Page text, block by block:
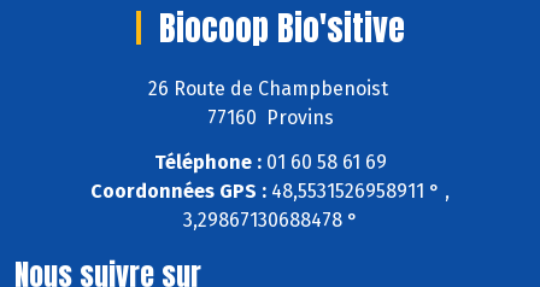
Biocoop Bio'sitive
26 Route de Champbenoist
77160 Provins
Téléphone :01 60 58 61 69
Coordonnées GPS : 48,5531526958911 ° ,
3,29867130688478 °
Nous suivre sur